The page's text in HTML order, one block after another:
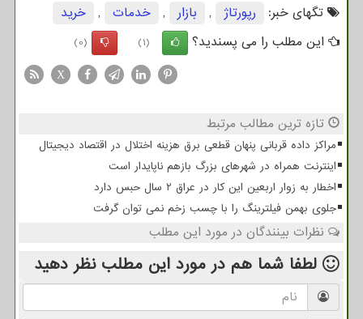
تگهای خبر:
رپورتاژ , بازار , خدمات ,
خرید
این مطلب را می پسندید؟
(1)
(0)
X
تازه ترین مطالب مرتبط
مراکز داده قربانی پنهان قطعی برق هزینه اختلال در اقتصاد دیجیتال
اینترنت همراه در شهرهای بزرگ بازهم ناپایدار است
اخطار به زوار اربعین این کار در عراق ۲ سال حبس دارد
جلوی بهمن فیلترینگ را با چسب زخم نمی توان گرفت
نظرات بینندگان در مورد این مطلب
لطفا شما هم در مورد این مطلب نظر دهید